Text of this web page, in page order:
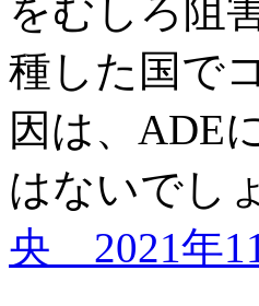
をむしろ阻
種した国で
因は、ADE
はないでし
央 2021年